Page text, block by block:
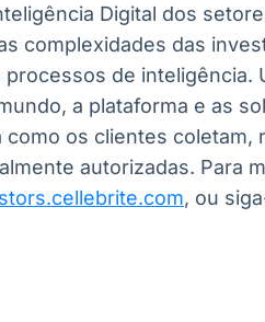
Digital dos
complexidades das
de inteligência.
a plataforma e as
os clientes coletam,
autorizadas. Para
, ou